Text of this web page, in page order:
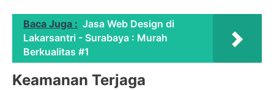
Baca Juga : Jasa Web Design di
Lakarsantri - Surabaya : Murah
Berkualitas #1
Keamanan Terjaga